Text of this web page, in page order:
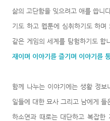
삶의 고단함을 잊으려고 애를 씁니
기도 하고 웹툰에 심취하기도 하며
같은 게임의 세계를 탐험하기도 합
재이며 이야기를 즐기며 이야기를
함께 나누는 이야기에는 생활 정
일들에 대한 묘사 그리고 남에게
하소연과 때로는 대단하고 복잡한